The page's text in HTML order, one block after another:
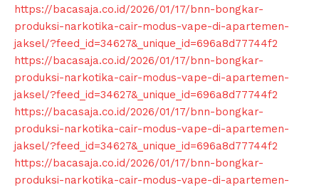
News Week
Magazine PRO
https://bacasaja.co.id/2026/01/17/bnn-bongkar-
produksi-narkotika-cair-modus-vape-di-apartemen-
jaksel/?feed_id=34627&_unique_id=696a8d77744f2
https://bacasaja.co.id/2026/01/17/bnn-bongkar-
produksi-narkotika-cair-modus-vape-di-apartemen-
jaksel/?feed_id=34627&_unique_id=696a8d77744f2
https://bacasaja.co.id/2026/01/17/bnn-bongkar-
produksi-narkotika-cair-modus-vape-di-apartemen-
jaksel/?feed_id=34627&_unique_id=696a8d77744f2
https://bacasaja.co.id/2026/01/17/bnn-bongkar-
produksi-narkotika-cair-modus-vape-di-apartemen-